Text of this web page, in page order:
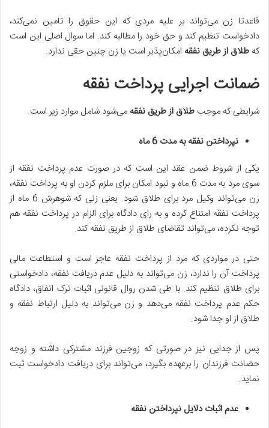
قاعدتا زن می‌تواند بر علیه مردی که این حقوق را تامین نمی‌کند،
دادخواست تنظیم کند و حق خود را مطالبه کند. اما سوال اصلی این است
که طلاق از طریق نفقه امکان‌پذیر است یا زن چنین حقی ندارد.
ضمانت اجرایی پرداخت نفقه
شرایطی که موجب طلاق از طریق نفقه می‌شود شامل موارد زیر است.
نپرداختن نفقه به مدت 6 ماه
یکی از شروط ضمن عقد این است که در صورت عدم پرداخت نفقه از
سوی مرد به مدت 6 ماه و نبود امکان برای ملزم کردن او به پرداخت نفقه،
زن می‌تواند وکیل مرد برای طلاق شود. یعنی زنی که شوهرش 6 ماه از
پرداخت نفقه امتناع کرده و به رای دادگاه برای الزام در پرداخت نفقه هم
توجه نکرده، می‌تواند تقاضای طلاق از طریق نفقه کند.
حتی در مواردی که مرد از پرداخت نفقه عاجز است و استطاعت مالی
پرداخت آن را ندارد، زن می‌تواند به دلیل عدم دریافت نفقه، دادخواستی
برای طلاق تنظیم کند. با طی شدن روال قانونی اثبات ترک انفاق، دادگاه
حکم عدم پرداخت نفقه می‌دهد و زن می‌تواند به دلیل ارتباط نفقه و
طلاق از او جدا شود.
پس از جدایی نیز در صورتی که زوجین فرزند مشترکی داشته و زوجه
حضانت فرزندان را برعهده بگیرد، می‌تواند برای دریافت دادخواست ثبت
نماید.
عدم اثبات دلایل نپرداختن نفقه